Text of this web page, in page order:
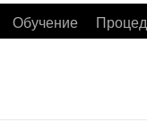
Обучение